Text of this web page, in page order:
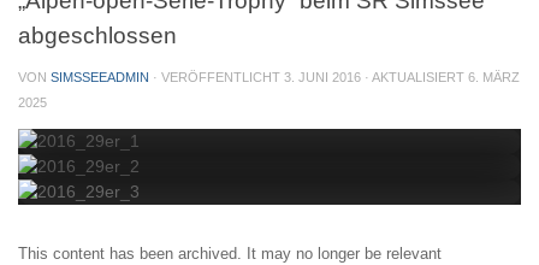
abgeschlossen
VON SIMSSEEADMIN · VERÖFFENTLICHT 3. JUNI 2016 · AKTUALISIERT 6. MÄRZ
2025
This content has been archived. It may no longer be relevant